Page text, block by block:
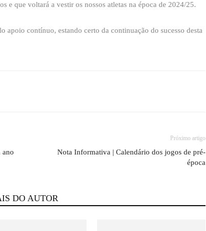
e que voltará a vestir os nossos atletas na época de 2024/25.
apoio contínuo, estando certo da continuação do sucesso desta
ano
Próximo artigo
Nota Informativa | Calendário dos jogos de pré-
época
DO AUTOR